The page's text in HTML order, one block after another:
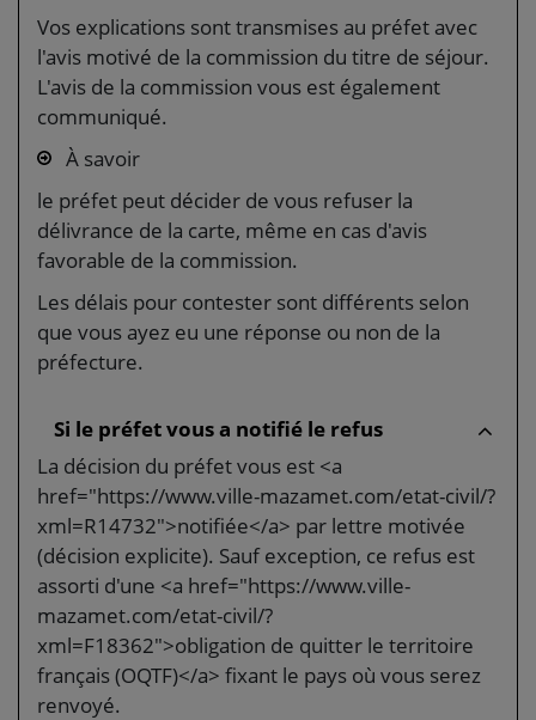
Vos explications sont transmises au préfet avec
l'avis motivé de la commission du titre de séjour.
L'avis de la commission vous est également
communiqué.
À savoir
le préfet peut décider de vous refuser la
délivrance de la carte, même en cas d'avis
favorable de la commission.
Les délais pour contester sont différents selon
que vous ayez eu une réponse ou non de la
préfecture.
Si le préfet vous a notifié le refus
La décision du préfet vous est <a
href="https://www.ville-mazamet.com/etat-civil/?
xml=R14732">notifiée</a> par lettre motivée
(décision explicite). Sauf exception, ce refus est
assorti d'une <a href="https://www.ville-
mazamet.com/etat-civil/?
xml=F18362">obligation de quitter le territoire
français (OQTF)</a> fixant le pays où vous serez
renvoyé.